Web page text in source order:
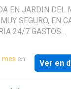
·Piscina·
EN JARDIN DEL
SEGURO, EN
24/7 GASTOS
– HALL ACCESO,
AMPLIA –
mes en
Ver en